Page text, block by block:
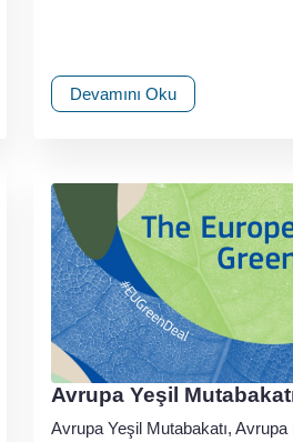
Devamını Oku
Avrupa Yeşil
Avrupa Yeşil Mutabakatı, Avrupa